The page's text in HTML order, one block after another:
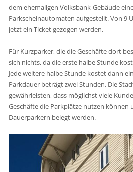
dem ehemaligen Volksbank-Gebäude
Parkscheinautomaten aufgestellt. Von 9
jetzt ein Ticket gezogen werden.
Für Kurzparker, die die Geschäfte dort
sich nichts, da die erste halbe Stunde
Jede weitere halbe Stunde kostet dann
Parkdauer beträgt zwei Stunden. Die
gewährleisten, dass möglichst viele
Geschäfte die Parkplätze nutzen können
Dauerparkern belegt werden.